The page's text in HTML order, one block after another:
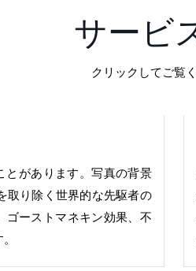
サービ
クリックしてご覧
とがあります。写真の背景
取り除く世界的な先駆者の
ーストマネキン効果、不